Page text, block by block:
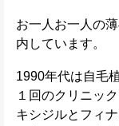
お一人お一人の
内しています。
1990年代は自毛
１回のクリニッ
キシジルとフィ